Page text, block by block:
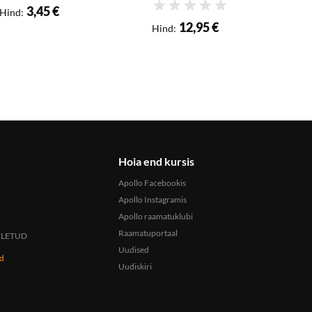
Hind: 3,45 € Hinnang
Hind: 12,95 €
Hoia end kursis
Apollo Facebookis
Apollo Instagramis
Apollo raamatuklubi
Raamatuportaal
Uudised
Uudiskiri